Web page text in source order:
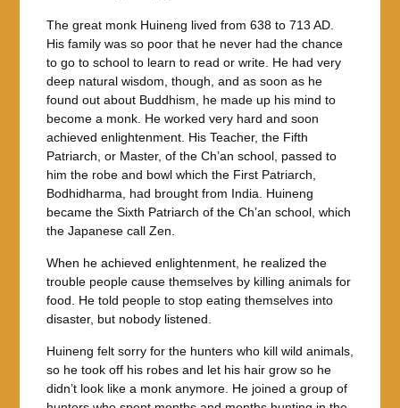
The great monk Huineng lived from 638 to 713 AD.
His family was so poor that he never had the chance
to go to school to learn to read or write. He had very
deep natural wisdom, though, and as soon as he
found out about Buddhism, he made up his mind to
become a monk. He worked very hard and soon
achieved enlightenment. His Teacher, the Fifth
Patriarch, or Master, of the Ch’an school, passed to
him the robe and bowl which the First Patriarch,
Bodhidharma, had brought from India. Huineng
became the Sixth Patriarch of the Ch’an school, which
the Japanese call Zen.
When he achieved enlightenment, he realized the
trouble people cause themselves by killing animals for
food. He told people to stop eating themselves into
disaster, but nobody listened.
Huineng felt sorry for the hunters who kill wild animals,
so he took off his robes and let his hair grow so he
didn’t look like a monk anymore. He joined a group of